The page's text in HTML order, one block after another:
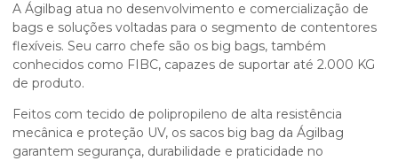
A Ágilbag atua no desenvolvimento e comercialização de
bags e soluções voltadas para o segmento de contentores
flexíveis. Seu carro chefe são os big bags, também
conhecidos como FIBC, capazes de suportar até 2.000 KG
de produto.
Feitos com tecido de polipropileno de alta resistência
mecânica e proteção UV, os sacos big bag da Ágilbag
garantem segurança, durabilidade e praticidade no